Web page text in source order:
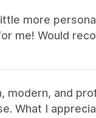
more
me! Would
modern, and
What I